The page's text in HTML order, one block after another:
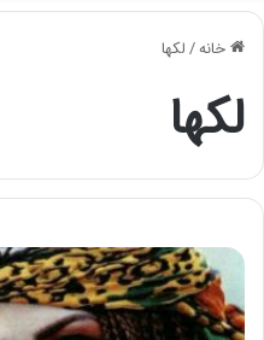
خانه/لکها
لکها